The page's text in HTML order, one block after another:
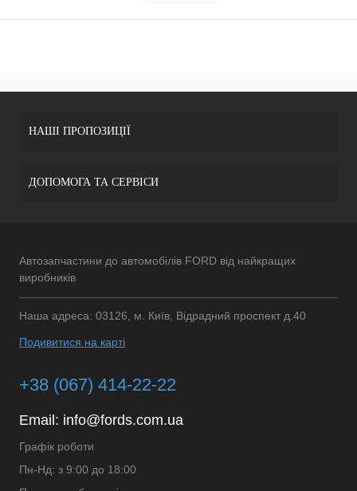
НАШІ ПРОПОЗИЦІЇ
ДОПОМОГА ТА СЕРВІСИ
Автозапчастини до автомобілів FORD від найкращих
виробників
Наша адреса: 03126, м. Київ, Відрадний проспект д.40
Подивитися на карті
+38 (067) 414-22-22
Email: info@fords.com.ua
Графік роботи
Пн-Нд: з 9:00 до 18:00